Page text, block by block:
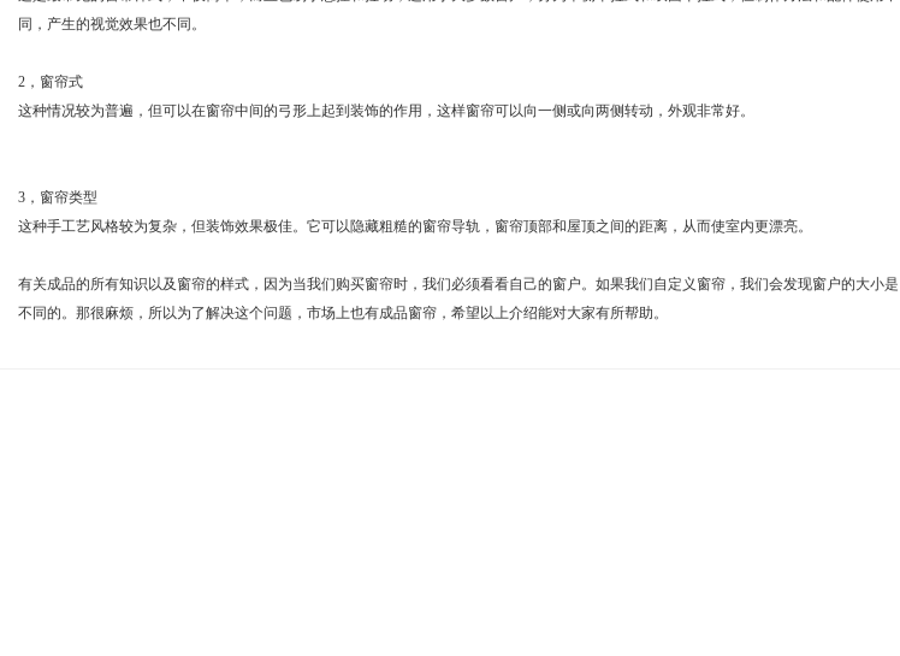
同，产生的视觉效果也不同。
2，窗帘式
这种情况较为普遍，但可以在窗帘中间的弓形上起到装饰的作用，这样窗帘可以向一侧或向两侧转动，外观非常好。
3，窗帘类型
这种手工艺风格较为复杂，但装饰效果极佳。它可以隐藏粗糙的窗帘导轨，窗帘顶部和屋顶之间的距离，从而使室内更漂亮。
有关成品的所有知识以及窗帘的样式，因为当我们购买窗帘时，我们必须看看自己的窗户。如果我们自定义窗帘，我们会发现窗户的大小是
不同的。那很麻烦，所以为了解决这个问题，市场上也有成品窗帘，希望以上介绍能对大家有所帮助。